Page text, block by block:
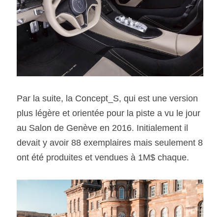
Par la suite, la Concept_S, qui est une version
plus légère et orientée pour la piste a vu le jour
au Salon de Genève en 2016. Initialement il
devait y avoir 88 exemplaires mais seulement 8
ont été produites et vendues à 1M$ chaque.